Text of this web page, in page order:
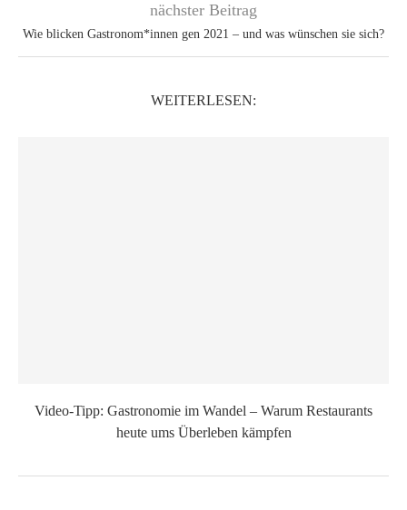
nächster Beitrag
Wie blicken Gastronom*innen gen 2021 – und was wünschen sie sich?
WEITERLESEN:
Video-Tipp: Gastronomie im Wandel – Warum Restaurants
heute ums Überleben kämpfen